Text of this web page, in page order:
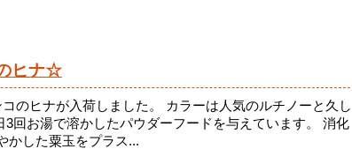
ヒナ☆
のヒナが入荷しました。 カラーは人気のルチノーと久し
3回お湯で溶かしたパウダーフードを与えています。 消化
かした粟玉をプラス...